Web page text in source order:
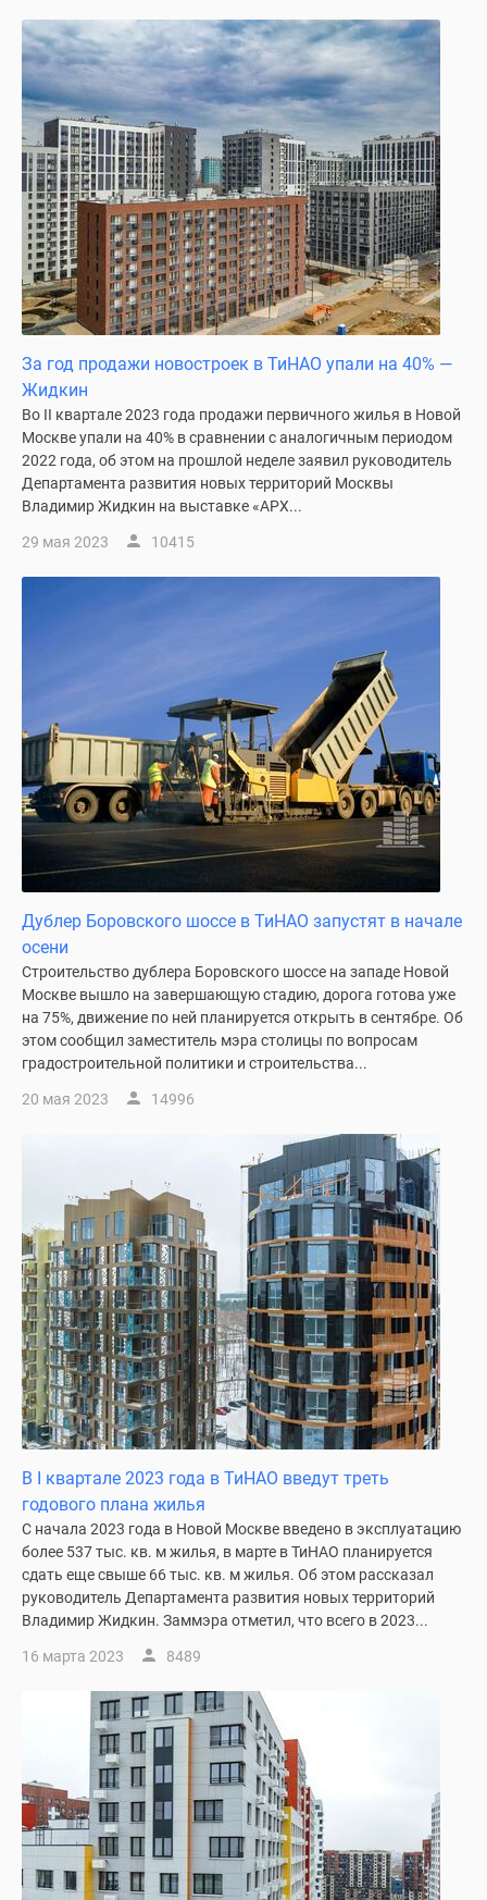
За год продажи новостроек в ТиНАО упали на 40% —
Жидкин
Во II квартале 2023 года продажи первичного жилья в Новой
Москве упали на 40% в сравнении с аналогичным периодом
2022 года, об этом на прошлой неделе заявил руководитель
Департамента развития новых территорий Москвы
Владимир Жидкин на выставке «АРХ...
29 мая 2023 10415
Дублер Боровского шоссе в ТиНАО запустят в начале
осени
Строительство дублера Боровского шоссе на западе Новой
Москве вышло на завершающую стадию, дорога готова уже
на 75%, движение по ней планируется открыть в сентябре. Об
этом сообщил заместитель мэра столицы по вопросам
градостроительной политики и строительства...
20 мая 2023 14996
В I квартале 2023 года в ТиНАО введут треть
годового плана жилья
С начала 2023 года в Новой Москве введено в эксплуатацию
более 537 тыс. кв. м жилья, в марте в ТиНАО планируется
сдать еще свыше 66 тыс. кв. м жилья. Об этом рассказал
руководитель Департамента развития новых территорий
Владимир Жидкин. Заммэра отметил, что всего в 2023...
16 марта 2023 8489